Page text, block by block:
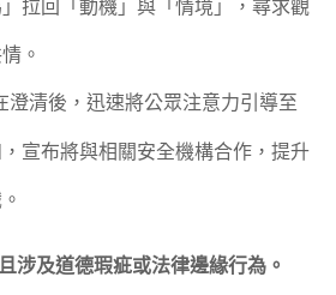
拉回「動機」與「情境」，尋求觀
。
澄清後，迅速將公眾注意力引導至
宣布將與相關安全機構合作，提升
涉及道德瑕疵或法律邊緣行為。